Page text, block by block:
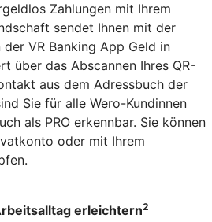
Zahlungen mit Ihrem
sendet Ihnen mit der
VR Banking App Geld in
über das Abscannen Ihres QR-
aus dem Adressbuch der
Sie für alle Wero-Kundinnen
als PRO erkennbar. Sie können
oder mit Ihrem
erleichtern2